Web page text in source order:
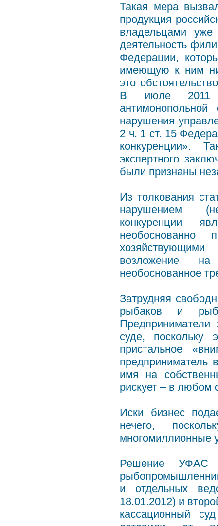
Такая мера
продукция
владельцами
деятельность
Федерации,
имеющую к ним
это
В июле 2011
нарушения
2 ч. 1 ст. 15
конкуренции».
экспертного
были признаны
Из толкования
нарушением
конкуренции
необоснованно
возложение
необоснованное
Затрудняя
рыбаков и
Предприниматели
суде, поскольку
пристальное
предприниматель
имя на
рискует – в любом
Иски бизнес
нечего,
многомиллионные
Решение УФАС
и отдельных
18.01.2012) и
кассационный